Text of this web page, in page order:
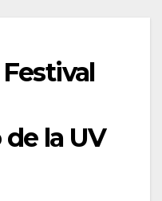
la UV